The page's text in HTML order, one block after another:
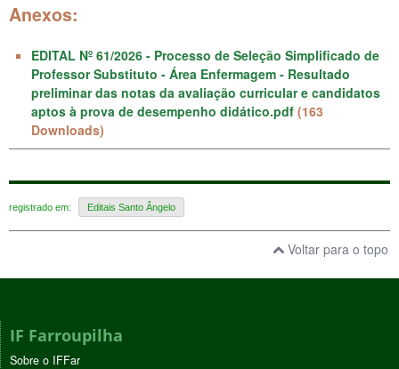
Anexos:
EDITAL Nº 61/2026 - Processo de Seleção Simplificado de
Professor Substituto - Área Enfermagem - Resultado
preliminar das notas da avaliação curricular e candidatos
aptos à prova de desempenho didático.pdf (163
Downloads)
registrado em: Editais Santo Ângelo
Voltar para o topo
IF Farroupilha
Sobre o IFFar